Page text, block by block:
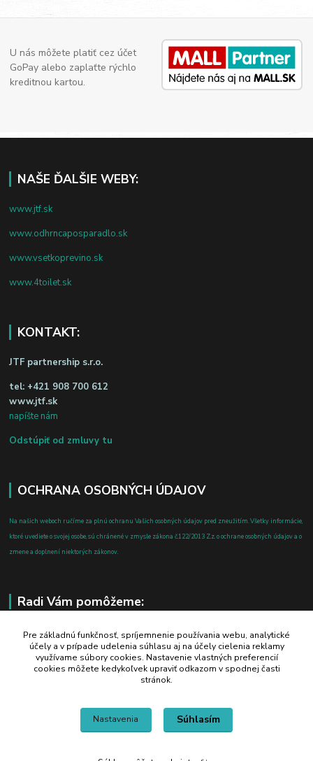
U nás môžete platiť cez účet
GoPay alebo zaplaťte rýchlo
kreditnou kartou.
NAŠE ĎALŠIE WEBY:
www.jtf.sk
www.odhrncaposparadlo.sk
www.vsetkoprevino.sk
www.4toilet.sk
KONTAKT:
JTF partnership s.r.o.
tel: +421 908 700 612
www.jtf.sk
napíšte nám
Odstúpiť od zmluvy tu
OCHRANA OSOBNÝCH ÚDAJOV
Na našich weboch ručíme za plnú ochranu Vašich osobných údajov pred zneužitím. Všetky informácie,
ktoré uvediete o svojej osobe, sú chránené v zmysle zákona č.122/2013 Z.z. o ochrane osobných údajov a o
zmene a doplnení niektorých zákonov.
Radi Vám pomôžeme:
+421 908 700 612
po-pia: 8.00 - 16.00
business@jtf.sk
Pre základnú funkčnosť, spríjemnenie používania webu, analytické
účely a v prípade udelenia súhlasu aj na účely cielenia reklamy
využívame súbory cookies. Nastavenie vlastných preferencií
cookies môžete kedykoľvek upraviť odkazom v spodnej časti
stránok.
Nastavenia Súhlasím